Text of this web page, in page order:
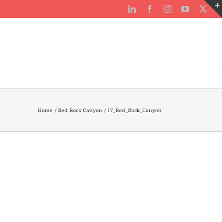
LinkedInFacebookInstagramYouTube
X
Home Red Rock Canyon 17_Red_Rock_Canyon